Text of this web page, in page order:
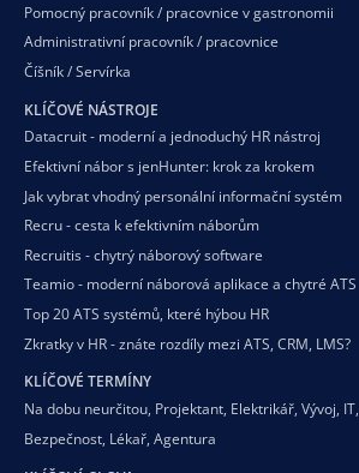
Pomocný pracovník / pracovnice v gastronomii
Administrativní pracovník / pracovnice
Číšník / Servírka
KLÍČOVÉ NÁSTROJE
Datacruit - moderní a jednoduchý HR nástroj
Efektivní nábor s jenHunter: krok za krokem
Jak vybrat vhodný personální informační systém
Recru - cesta k efektivním náborům
Recruitis - chytrý náborový software
Teamio - moderní náborová aplikace a chytré ATS
Top 20 ATS systémů, které hýbou HR
Zkratky v HR - znáte rozdíly mezi ATS, CRM, LMS?
KLÍČOVÉ TERMÍNY
Na dobu neurčitou, Projektant, Elektrikář, Vývoj, IT,
Bezpečnost, Lékař, Agentura